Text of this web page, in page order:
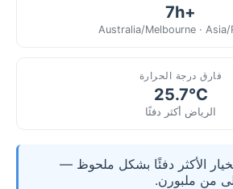
+7h
Australia/Melbourne · Asia/
فارق درجة الحرارة
25.7°C
الرياض أكثر دفئًا
الأكثر دفئًا بشكل ملحوظ —